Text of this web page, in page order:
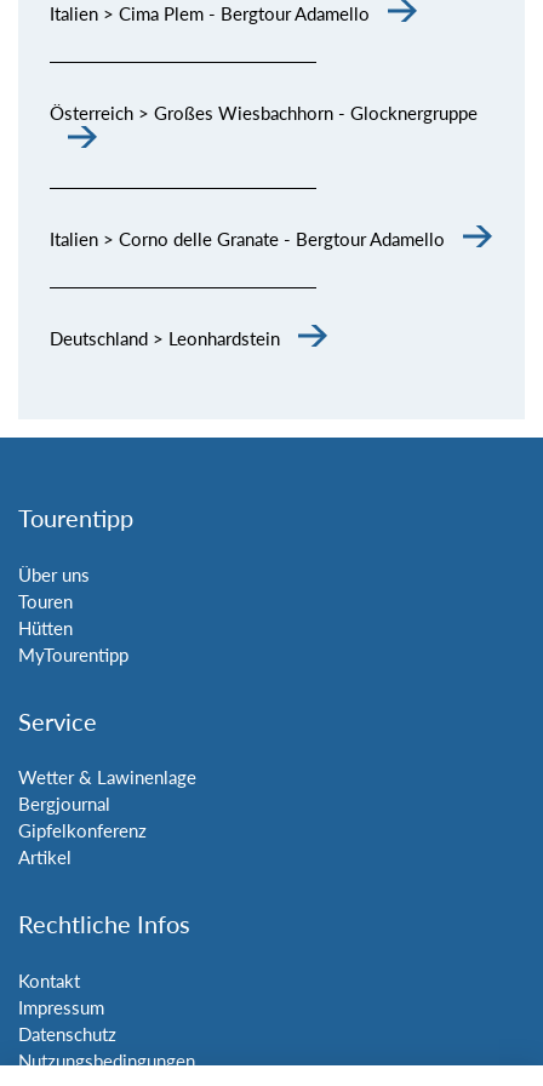
Italien > Cima Plem - Bergtour Adamello
Österreich > Großes Wiesbachhorn - Glocknergruppe
Italien > Corno delle Granate - Bergtour Adamello
Deutschland > Leonhardstein
Tourentipp
Über uns
Touren
Hütten
MyTourentipp
Service
Wetter & Lawinenlage
Bergjournal
Gipfelkonferenz
Artikel
Rechtliche Infos
Kontakt
Impressum
Datenschutz
Nutzungsbedingungen